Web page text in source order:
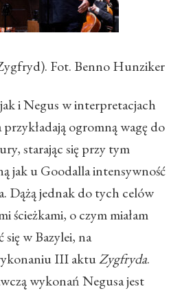
Fot. Benno Hunziker
i Negus w interpretacjach
ogromną wagę do
starając się przy tym
jak u Goodalla intensywność
Dążą jednak do tych celów
ścieżkami, o czym miałam
się w Bazylei, na
III aktuZygfryda.
wykonań Negusa jest